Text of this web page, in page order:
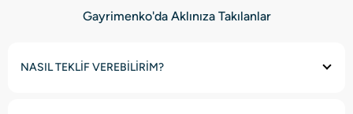
Gayrimenko'da Aklınıza Takılanlar
NASIL TEKLİF VEREBİLİRİM?